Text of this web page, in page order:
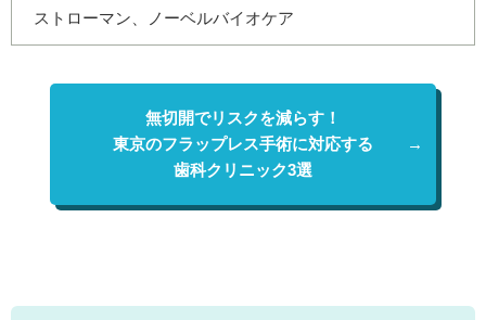
ストローマン、ノーベルバイオケア
無切開でリスクを減らす！
東京のフラップレス手術に対応する
歯科クリニック3選